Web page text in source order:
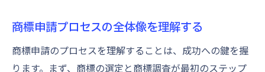
専門家のサポートを受けた出願書類作成
商標申請審査のポイントと注意点
商標審査の流れを理解する
商標申請プロセスの全体像を理解する
商標申請のプロセスを理解することは、成功への鍵を握
ります。まず、商標の選定と商標調査が最初のステップ